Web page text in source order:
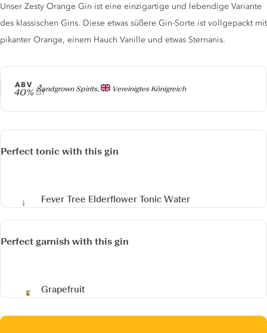
Producer
Sandgrown Spirits, Vereinigtes Königreich
ABV
40%
Gin description
Unser Zesty Orange Gin ist eine einzigartige und lebendige Variante
des klassischen Gins. Diese etwas süßere Gin-Sorte ist vollgepackt mit
pikanter Orange, einem Hauch Vanille und etwas Sternanis.
Perfect tonic with this gin
Fever Tree Elderflower Tonic Water
Perfect garnish with this gin
Grapefruit